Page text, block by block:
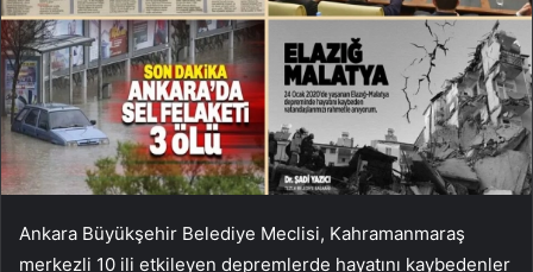
Ankara Büyükşehir Belediye Meclisi, Kahramanmaraş
merkezli 10 ili etkileyen depremlerde hayatını kaybedenler